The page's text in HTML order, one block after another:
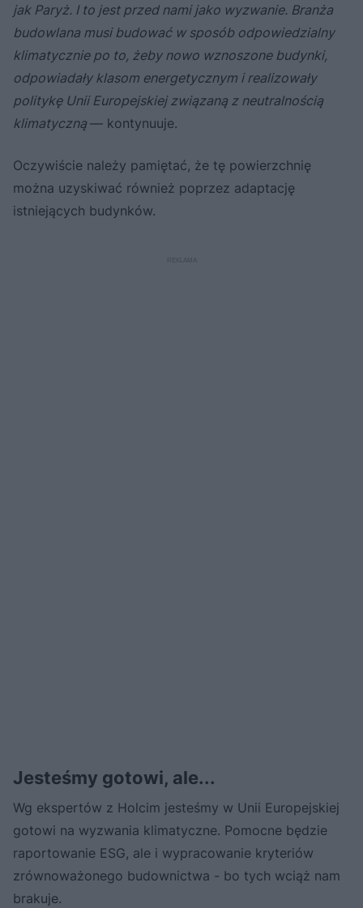
jak Paryż. I to jest przed nami jako wyzwanie. Branża
budowlana musi budować w sposób odpowiedzialny
klimatycznie po to, żeby nowo wznoszone budynki,
odpowiadały klasom energetycznym i realizowały
politykę Unii Europejskiej związaną z neutralnością
klimatyczną — kontynuuje.
Oczywiście należy pamiętać, że tę powierzchnię
można uzyskiwać również poprzez adaptację
istniejących budynków.
Jesteśmy gotowi, ale...
Wg ekspertów z Holcim jesteśmy w Unii Europejskiej
gotowi na wyzwania klimatyczne. Pomocne będzie
raportowanie ESG, ale i wypracowanie kryteriów
zrównoważonego budownictwa - bo tych wciąż nam
brakuje.